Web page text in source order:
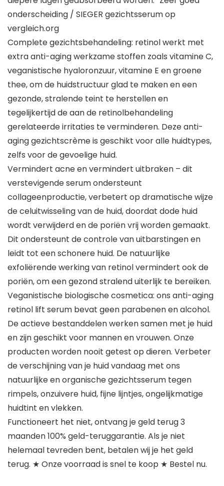
onderscheiding / SIEGER gezichtsserum op
vergleich.org
Complete gezichtsbehandeling: retinol werkt met
extra anti-aging werkzame stoffen zoals vitamine C,
veganistische hyaloronzuur, vitamine E en groene
thee, om de huidstructuur glad te maken en een
gezonde, stralende teint te herstellen en
tegelijkertijd de aan de retinolbehandeling
gerelateerde irritaties te verminderen. Deze anti-
aging gezichtscrème is geschikt voor alle huidtypes,
zelfs voor de gevoelige huid.
Vermindert acne en vermindert uitbraken – dit
verstevigende serum ondersteunt
collageenproductie, verbetert op dramatische wijze
de celuitwisseling van de huid, doordat dode huid
wordt verwijderd en de poriën vrij worden gemaakt.
Dit ondersteunt de controle van uitbarstingen en
leidt tot een schonere huid. De natuurlijke
exfoliërende werking van retinol vermindert ook de
poriën, om een gezond stralend uiterlijk te bereiken.
Veganistische biologische cosmetica: ons anti-aging
retinol lift serum bevat geen parabenen en alcohol.
De actieve bestanddelen werken samen met je huid
en zijn geschikt voor mannen en vrouwen. Onze
producten worden nooit getest op dieren. Verbeter
de verschijning van je huid vandaag met ons
natuurlijke en organische gezichtsserum tegen
rimpels, onzuivere huid, fijne lijntjes, ongelijkmatige
huidtint en vlekken.
Functioneert het niet, ontvang je geld terug 3
maanden 100% geld-teruggarantie. Als je niet
helemaal tevreden bent, betalen wij je het geld
terug. ★ Onze voorraad is snel te koop ★ Bestel nu.